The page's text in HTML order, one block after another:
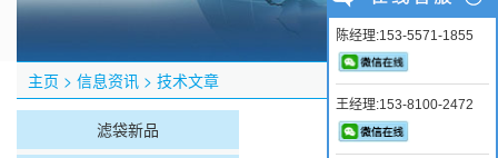
主页 > 信息资讯 > 技术文章
滤袋新品
陈经理:153-5571-1855
王经理:153-8100-2472